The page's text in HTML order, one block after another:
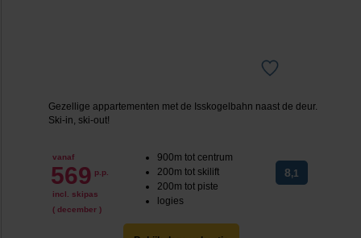
Gezellige appartementen met de Isskogelbahn naast de deur.
Ski-in, ski-out!
vanaf
569 p.p.
incl. skipas
( december )
900m tot centrum
200m tot skilift
200m tot piste
logies
8,1